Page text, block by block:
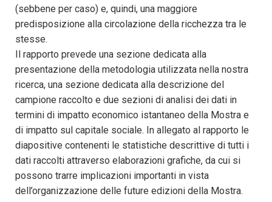
(sebbene per caso) e, quindi, una maggiore
predisposizione alla circolazione della ricchezza tra le
stesse.
Il rapporto prevede una sezione dedicata alla
presentazione della metodologia utilizzata nella nostra
ricerca, una sezione dedicata alla descrizione del
campione raccolto e due sezioni di analisi dei dati in
termini di impatto economico istantaneo della Mostra e
di impatto sul capitale sociale. In allegato al rapporto le
diapositive contenenti le statistiche descrittive di tutti i
dati raccolti attraverso elaborazioni grafiche, da cui si
possono trarre implicazioni importanti in vista
dell’organizzazione delle future edizioni della Mostra.